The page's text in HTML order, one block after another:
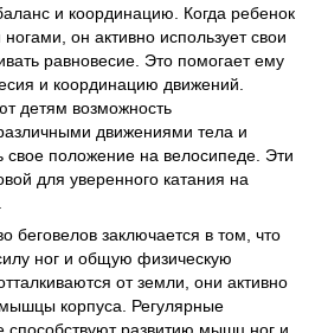
и координацию. Когда ребенок
он активно использует свои
равновесие. Это помогает ему
и координацию движений.
детям возможность
движениями тела и
свое положение на велосипеде. Эти
для уверенного катания на
беговелов заключается в том, что
ног и общую физическую
от земли, они активно
корпуса. Регулярные
способствуют развитию мышц ног и